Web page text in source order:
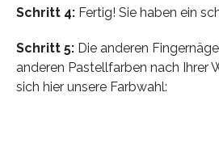
Schritt 4:Fertig! Sie haben ein
Schritt 5: Die anderen
anderen Pastellfarben nach Ihrer
sich hier unsere Farbwahl: